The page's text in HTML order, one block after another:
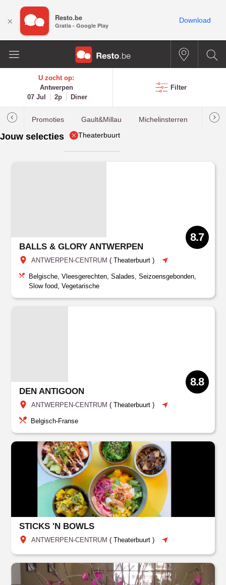
U zocht op:
Antwerpen
07 Jul
2p Diner
Filter
Promoties Gault&Millau Michelinsterren
Jouw selecties Theaterbuurt
BALLS & GLORY ANTWERPEN
ANTWERPEN-CENTRUM (Theaterbuurt )
8.7
Belgische, Vleesgerechten, Salades, Seizoensgebonden,
Slow food, Vegetarische
DEN ANTIGOON
ANTWERPEN-CENTRUM (Theaterbuurt )
8.8
Belgisch-Franse
STICKS 'N BOWLS
ANTWERPEN-CENTRUM (Theaterbuurt )
× Resto.be
Gratis - Google Play
Download